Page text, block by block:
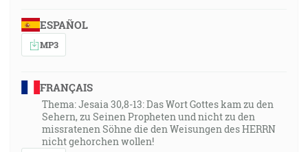
ESPAÑOL
MP3
FRANÇAIS
Thema: Jesaia 30,8-13: Das Wort Gottes kam zu den
Sehern, zu Seinen Propheten und nicht zu den
missratenen Söhne die den Weisungen des HERRN
nicht gehorchen wollen!